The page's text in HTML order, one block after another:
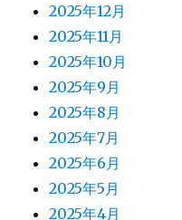
2025年12月
2025年11月
2025年10月
2025年9月
2025年8月
2025年7月
2025年6月
2025年5月
2025年4月